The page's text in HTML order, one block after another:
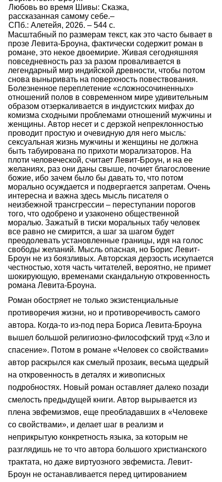
Любовь во время Шивы: Сказка,
рассказанная самому себе.–
СПб.: Алетейя, 2026. – 544 с.
Масштабный по размерам текст, как это часто бывает в
прозе Левита-Броуна, фактически содержит роман в
романе, это некое двоемирие. Живая сегодняшняя
повседневность раз за разом проваливается в
легендарный мир индийской древности, чтобы потом
снова выныривать на поверхность повествования.
Болезненное переплетение «сложносочиненных»
отношений полов в современном мире удивительным
образом отзеркаливается в индуистских мифах до
комизма сходными проблемами отношений мужчины и
женщины. Автор несет и с дерзкой непреклонностью
проводит простую и очевидную для него мысль:
сексуальная жизнь мужчины и женщины не должна
быть табуирована по прихоти морализаторов. На
плоти человеческой, считает Левит-Броун, и на ее
желаниях, раз они даны свыше, почиет благословение
божие, ибо зачем было бы давать то, что потом
морально осуждается и подвергается запретам. Очень
интересна и важна здесь мысль писателя о
неизбежной трансгрессии – переступании порогов
того, что одобрено и узаконено общественной
моралью. Зажатый в тиски моральных табу человек
все равно не смирится, а шаг за шагом будет
преодолевать установленные границы, идя на голос
свободы желаний. Мысль опасная, но Борис Левит-
Броун не из боязливых. Авторская дерзость искупается
честностью, хотя часть читателей, вероятно, не примет
шокирующую, временами скандальную откровенность
романа Левита-Броуна.
Роман обостряет не только экзистенциальные
противоречия жизни, но и противоречивость самого
автора. Когда-то из-под пера Бориса Левита-Броуна
вышел большой религиозно-философский труд «Зло и
спасение». Потом в романе «Человек со свойствами»
автор раскрылся как смелый прозаик, весьма щедрый
на откровенность в деталях и живописных
подробностях. Новый роман оставляет далеко позади
смелость предыдущей книги. Автор вырывается из
плена эвфемизмов, еще преобладавших в «Человеке
со свойствами», и делает шаг в реализм и
неприкрытую конкретность языка, за которым не
разглядишь не то что автора большого христианского
трактата, но даже виртуозного эвфемиста. Левит-
Броун не останавливается перед цитированием